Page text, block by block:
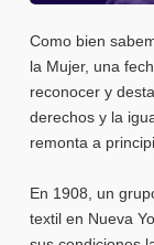
Como bien
la Mujer, una
reconocer y
derechos y la
remonta a
En 1908, un
textil en Nueva